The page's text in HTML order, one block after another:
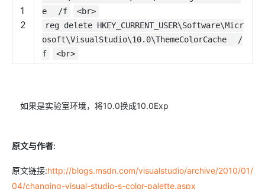
1
2
e
/f
<br>
reg delete HKEY_CURRENT_USER\Software\Micr
osoft\VisualStudio\10.0\ThemeColorCache
/
f
<br>
如果是实验室环境，将10.0换成10.0Exp
原文与作者:
原文链接:http://blogs.msdn.com/visualstudio/archive/2010/01/
04/changing-visual-studio-s-color-palette.aspx